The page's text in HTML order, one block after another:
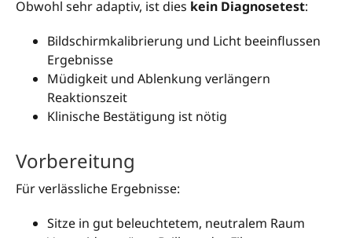
Obwohl sehr adaptiv, ist dies kein Diagnosetest:
Bildschirmkalibrierung und Licht beeinflussen
Ergebnisse
Müdigkeit und Ablenkung verlängern
Reaktionszeit
Klinische Bestätigung ist nötig
Vorbereitung
Für verlässliche Ergebnisse:
Sitze in gut beleuchtetem, neutralem Raum